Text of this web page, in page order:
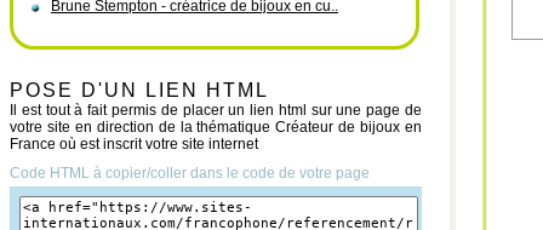
Brune Stempton - créatrice de bijoux en cu..
POSE D'UN LIEN HTML
Il est tout à fait permis de placer un lien html sur une page de
votre site en direction de la thématique Créateur de bijoux en
France où est inscrit votre site internet
Code HTML à copier/coller dans le code de votre page